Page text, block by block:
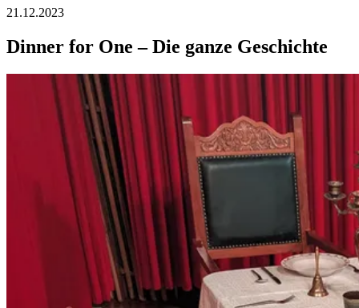
21.12.2023
Dinner for One – Die ganze Geschichte